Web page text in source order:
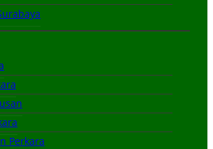
Perkara